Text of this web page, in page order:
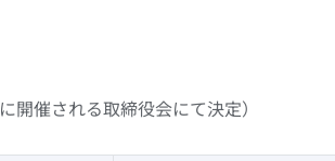
開催される取締役会にて決定）